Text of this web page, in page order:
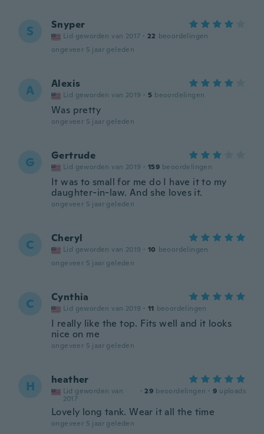
S Snyper
Lid geworden van 2017 · 22 beoordelingen
ongeveer 5 jaar geleden
A Alexis
Lid geworden van 2019 · 5 beoordelingen
Was pretty
ongeveer 5 jaar geleden
G Gertrude
Lid geworden van 2019 · 159 beoordelingen
It was to small for me do I have it to my
daughter-in-law. And she loves it.
ongeveer 5 jaar geleden
C Cheryl
Lid geworden van 2019 · 10 beoordelingen
ongeveer 5 jaar geleden
C Cynthia
Lid geworden van 2019 · 11 beoordelingen
I really like the top. Fits well and it looks
nice on me
ongeveer 5 jaar geleden
H heather
Lid geworden van
2017
· 29 beoordelingen · 9 uploads
Lovely long tank. Wear it all the time
ongeveer 5 jaar geleden